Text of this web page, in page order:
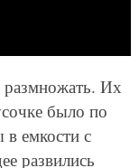
Их
было по
емкости с
развились